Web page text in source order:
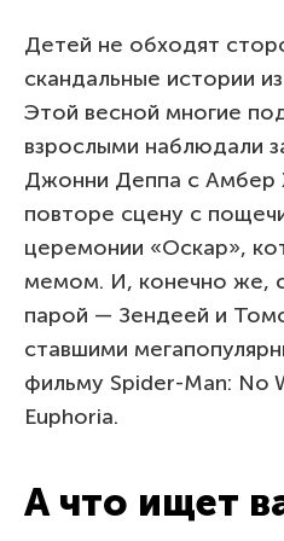
Детей не обходят
скандальные истории
Этой весной многие
взрослыми наблюдали
Джонни Деппа с Амбер
повторе сцену с
церемонии «Оскар»,
мемом. И, конечно же,
парой — Зендеей и
ставшими
фильму Spider-Man: No
Euphoria.
А что ищет